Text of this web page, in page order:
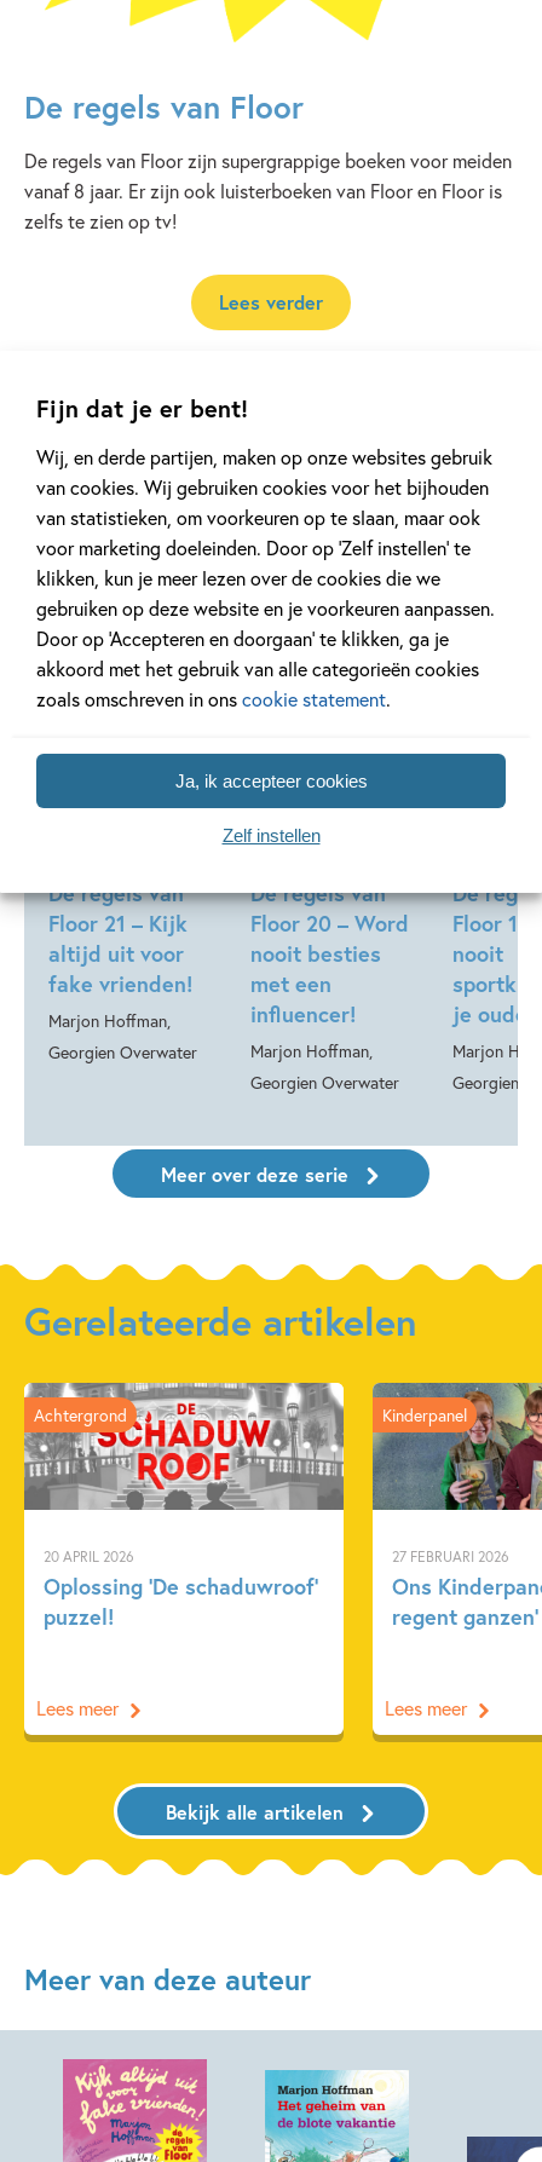
Fijn dat je er bent!
Wij, en derde partijen, maken op onze websites gebruik
van cookies. Wij gebruiken cookies voor het bijhouden
van statistieken, om voorkeuren op te slaan, maar ook
voor marketing doeleinden. Door op ‘Zelf instellen’ te
klikken, kun je meer lezen over de cookies die we
gebruiken op deze website en je voorkeuren aanpassen.
Door op ‘Accepteren en doorgaan’ te klikken, ga je
akkoord met het gebruik van alle categorieën cookies
zoals omschreven in onscookie statement.
Ja, ik accepteer cookies
Zelf instellen
De regels van Floor
De regels van Floor zijn supergrappige boeken voor meiden
vanaf 8 jaar. Er zijn ook luisterboeken van Floor en Floor is
zelfs te zien op tv!
Lees verder
Andere boeken uit de serie 'De
regels van Floor'
Deel 21
De regels van
Floor 21 – Kijk
altijd uit voor
fake vrienden!
Marjon Hoffman,
Georgien Overwater
Deel 20
De regels van
Floor 20 – Word
nooit besties
met een
influencer!
Marjon Hoffman,
Georgien Overwater
15
Hardcover
De
Floor 19
nooit
je
Marjon
Georgien
Meer over deze serie
Gerelateerde artikelen
20 APRIL 2026
Oplossing ‘De schaduwroof’
puzzel!
Achtergrond
Lees meer
27 FEBRUARI 2026
Ons
regent ganzen’
Kinderpanel
Lees meer
Bekijk alle artikelen
Meer van deze auteur